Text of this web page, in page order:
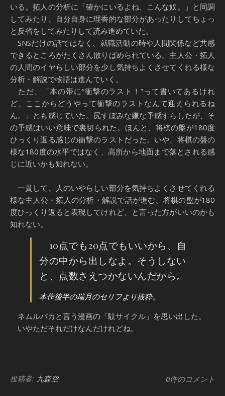
いる。拓人の分析に「確かにいるよね、こんな奴。」と同調
してみたり、自分自身に理香的な部分があったりしてちょっ
と反省をしてみたりして読み進めていた。
SNSだけの話ではなく、就職活動の時や人間関係など共感
できるところがたくさん散りばめられている。主人公・拓人
の人間のイヤらしい部分を少し気持ちよくさせてくれる様な
分析・解説で物語は進んでいく。
ただ、「本の帯に“衝撃のラスト！”って書いてあるけれ
ど、ここからどうやって衝撃のラストなんて迎えられるね
ん。」とも感じていた。尻すぼみな嫌な予感すらしたが、そ
の予感はいい意味で裏切られた。ほんと、将棋の盤が180度
ひっくり返る感じの衝撃のラストだった。いや、将棋の盤の
様な180度の水平ではなく、高所から地面まで落とされる感
じに近いかも知れない。
一貫して、人のいやらしい部分を気持ちよくさせてくれる
様な主人公・拓人の分析・解説で話が進む。将棋の盤が180
度ひっくり返ると表現してけれど、と言った方がいいのかも
知れない。
10点でも20点でもいいから、自
分の中から出しなよ。そうしない
と、点数さえつかないんだから。
本作後半の瑞月のセリフより抜粋。
ネムルバカと言う漫画の「駄サイクル」を思い出した。
いやただそれだけなんだけれどね。
投稿者: 九森空 0件のコメント